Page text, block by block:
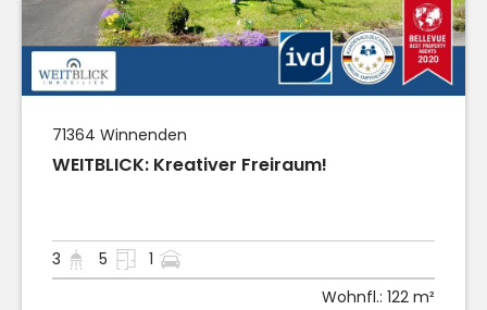
71364 Winnenden
WEITBLICK: Kreativer Freiraum!
3 5
1
Wohnfl.: 122 m²